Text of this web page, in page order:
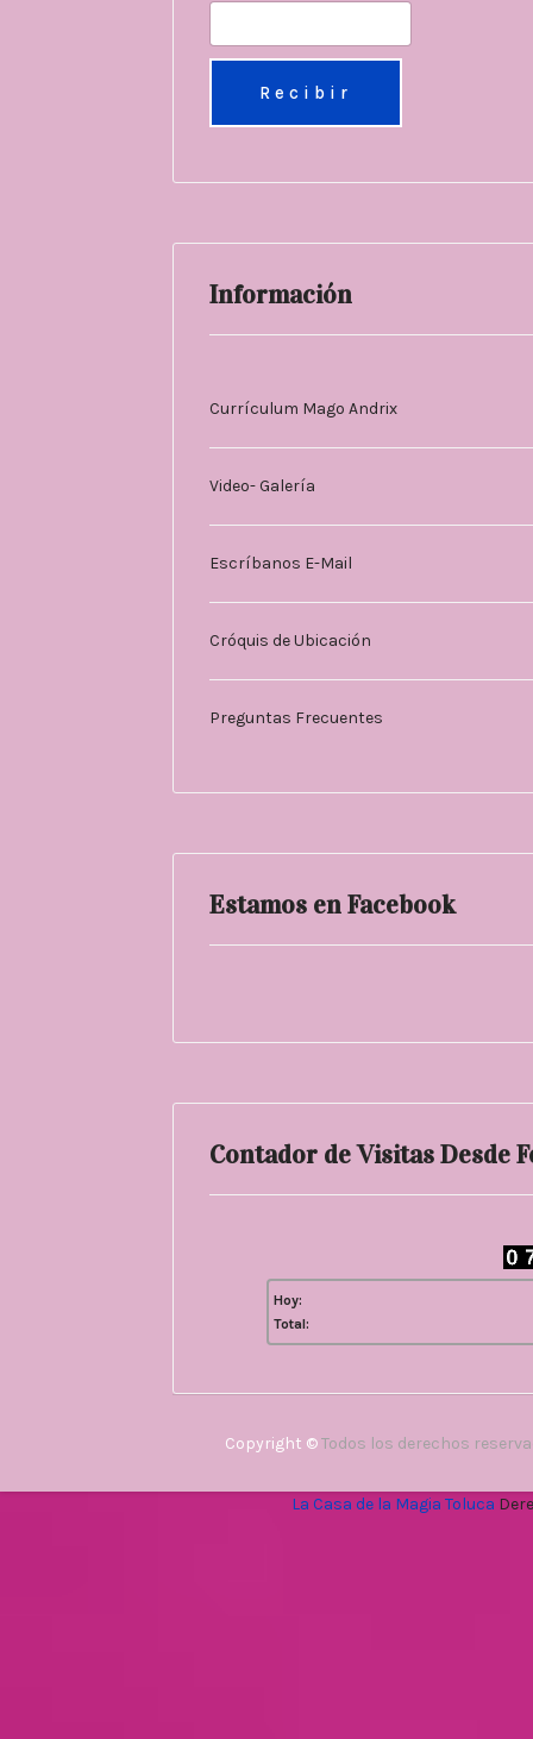
Información
Currículum Mago Andrix
Video- Galería
Escríbanos E-Mail
Cróquis de Ubicación
Preguntas Frecuentes
Estamos en Facebook
Contador de Visitas Desde
Hoy:
Total:
Copyright ©Todos los derechos
La Casa de la Magia Toluca